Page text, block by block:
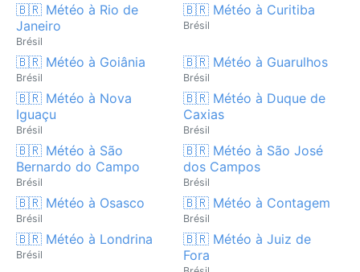
🇧🇷 Météo à Rio de
Janeiro
Brésil
🇧🇷 Météo à Curitiba
Brésil
🇧🇷 Météo à Goiânia
Brésil
🇧🇷 Météo à Guarulhos
Brésil
🇧🇷 Météo à Nova
Iguaçu
Brésil
🇧🇷 Météo à Duque de
Caxias
Brésil
🇧🇷 Météo à São
Bernardo do Campo
Brésil
🇧🇷 Météo à São José
dos Campos
Brésil
🇧🇷 Météo à Osasco
Brésil
🇧🇷 Météo à Contagem
Brésil
🇧🇷 Météo à Londrina
Brésil
🇧🇷 Météo à Juiz de
Fora